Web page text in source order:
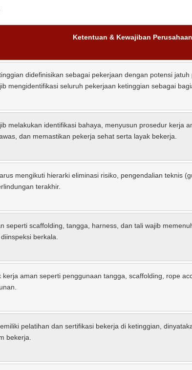
Ketentuan & Kewajiban Perusahaan
didefinisikan sebagai pekerjaan dengan potensi jatuh
mengidentifikasi seluruh pekerjaan ketinggian sebagai
melakukan identifikasi bahaya, menyusun prosedur kerja
dan memastikan pekerja sehat serta layak bekerja.
mengikuti hierarki eliminasi risiko, pengendalian teknis
terakhir.
seperti scaffolding, tangga, harness, dan tali wajib
berkala.
kerja aman seperti penggunaan tangga, scaffolding, rope
pelatihan dan sertifikasi bekerja di ketinggian,
bekerja.